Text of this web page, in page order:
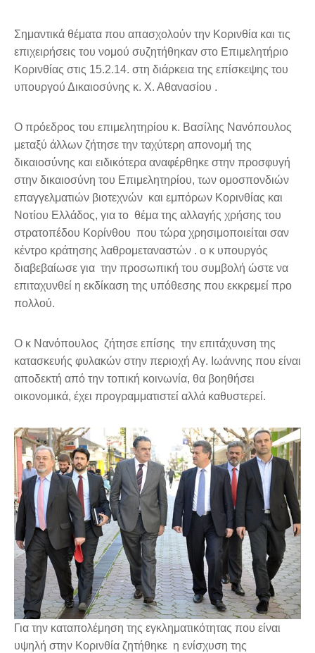
Σημαντικά θέματα που απασχολούν την Κορινθία και τις
επιχειρήσεις του νομού συζητήθηκαν στο Επιμελητήριο
Κορινθίας στις 15.2.14. στη διάρκεια της επίσκεψης του
υπουργού Δικαιοσύνης κ. Χ. Αθανασίου .
Ο πρόεδρος του επιμελητηρίου κ. Βασίλης Νανόπουλος
μεταξύ άλλων ζήτησε την ταχύτερη απονομή της
δικαιοσύνης και ειδικότερα αναφέρθηκε στην προσφυγή
στην δικαιοσύνη του Επιμελητηρίου, των ομοσπονδιών
επαγγελματιών βιοτεχνών και εμπόρων Κορινθίας και
Νοτίου Ελλάδος, για το θέμα της αλλαγής χρήσης του
στρατοπέδου Κορίνθου που τώρα χρησιμοποιείται σαν
κέντρο κράτησης λαθρομεταναστών . ο κ υπουργός
διαβεβαίωσε για την προσωπική του συμβολή ώστε να
επιταχυνθεί η εκδίκαση της υπόθεσης που εκκρεμεί προ
πολλού.
Ο κ Νανόπουλος ζήτησε επίσης την επιτάχυνση της
κατασκευής φυλακών στην περιοχή Αγ. Ιωάννης που είναι
αποδεκτή από την τοπική κοινωνία, θα βοηθήσει
οικονομικά, έχει προγραμματιστεί αλλά καθυστερεί.
Για την καταπολέμηση της εγκληματικότητας που είναι
υψηλή στην Κορινθία ζητήθηκε η ενίσχυση της